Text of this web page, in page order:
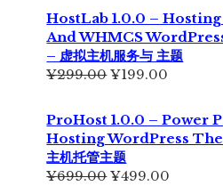
为：
¥355.00。
价
格
为：
¥229.00
HostLab 1.0.0 –
And WHMCS
– 虚拟主机服务与 主题
¥299.00原
为：
¥299.00。
¥199.00
价
格
为：
ProHost 1.0.0 – Power
Hosting WordPress
主机托管主题
¥699.00原
¥499.00